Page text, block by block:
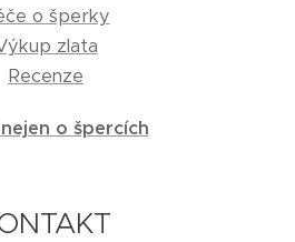
o šperky
zlata
Recenze
o špercích